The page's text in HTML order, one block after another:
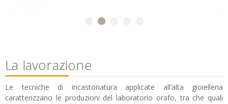
La lavorazione
Le tecniche di incastonatura applicate all’alta gioielleria
caratterizzano le produzioni del laboratorio orafo, tra che quali